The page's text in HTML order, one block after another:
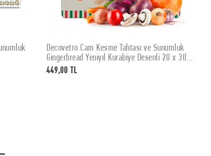
SEPETE EKLE
Decovetro Cam Kesme Tahtası ve Sunumluk
Gingerbread Yeniyıl Kurabiye Desenli 20 x 30
cm
449,00 TL